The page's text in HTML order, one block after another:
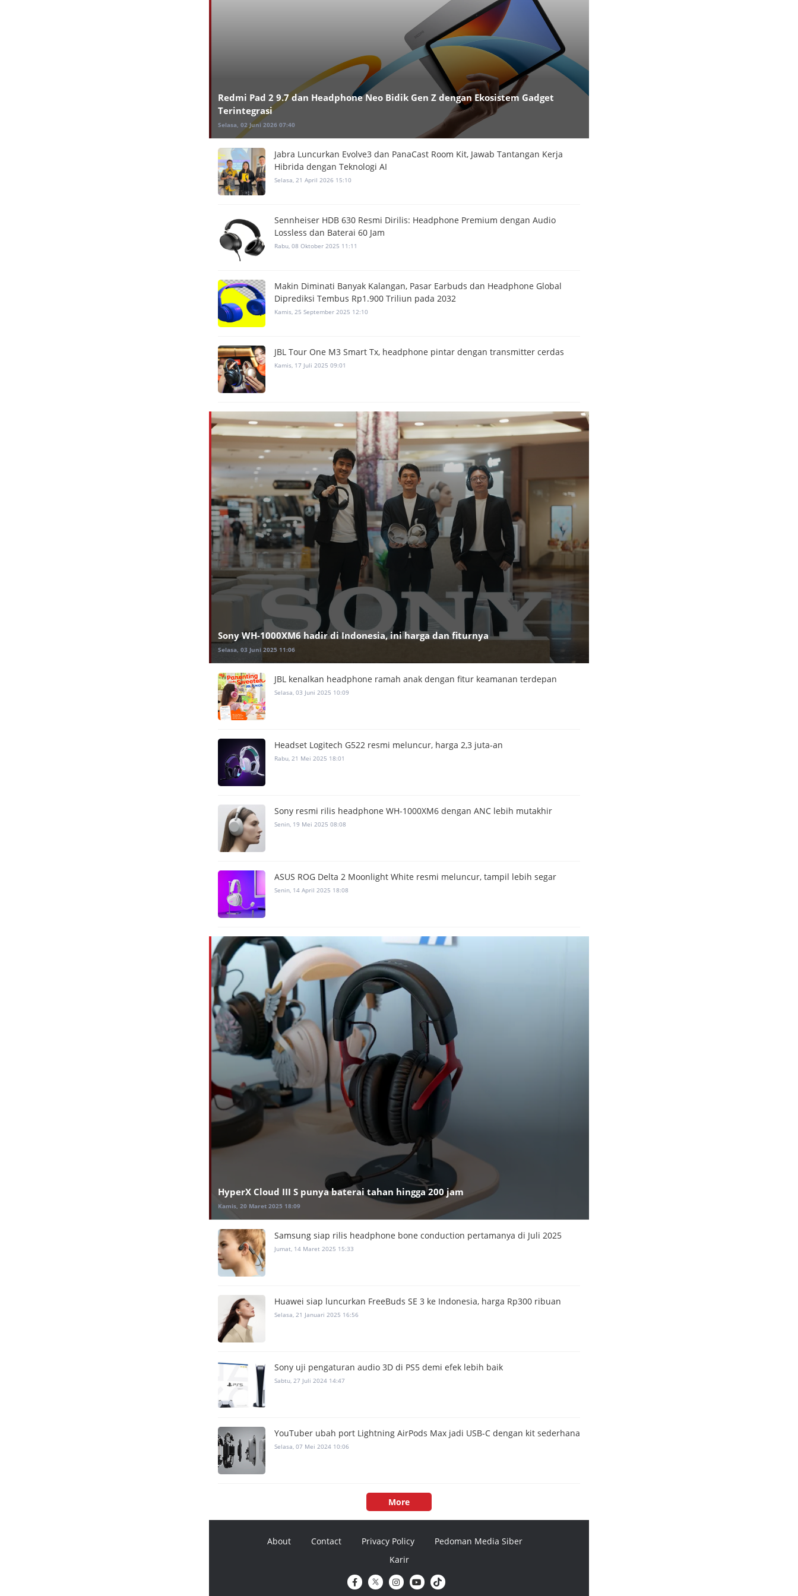
Redmi Pad 2 9.7 dan Headphone Neo Bidik Gen Z dengan Ekosistem Gadget
Terintegrasi
Selasa, 02 Juni 2026 07:40
Jabra Luncurkan Evolve3 dan PanaCast Room Kit, Jawab Tantangan Kerja
Hibrida dengan Teknologi AI
Selasa, 21 April 2026 15:10
Sennheiser HDB 630 Resmi Dirilis: Headphone Premium dengan Audio
Lossless dan Baterai 60 Jam
Rabu, 08 Oktober 2025 11:11
Makin Diminati Banyak Kalangan, Pasar Earbuds dan Headphone Global
Diprediksi Tembus Rp1.900 Triliun pada 2032
Kamis, 25 September 2025 12:10
JBL Tour One M3 Smart Tx, headphone pintar dengan transmitter cerdas
Kamis, 17 Juli 2025 09:01
Sony WH-1000XM6 hadir di Indonesia, ini harga dan fiturnya
Selasa, 03 Juni 2025 11:06
JBL kenalkan headphone ramah anak dengan fitur keamanan terdepan
Selasa, 03 Juni 2025 10:09
Headset Logitech G522 resmi meluncur, harga 2,3 juta-an
Rabu, 21 Mei 2025 18:01
Sony resmi rilis headphone WH-1000XM6 dengan ANC lebih mutakhir
Senin, 19 Mei 2025 08:08
ASUS ROG Delta 2 Moonlight White resmi meluncur, tampil lebih segar
Senin, 14 April 2025 18:08
HyperX Cloud III S punya baterai tahan hingga 200 jam
Kamis, 20 Maret 2025 18:09
Samsung siap rilis headphone bone conduction pertamanya di Juli 2025
Jumat, 14 Maret 2025 15:33
Huawei siap luncurkan FreeBuds SE 3 ke Indonesia, harga Rp300 ribuan
Selasa, 21 Januari 2025 16:56
Sony uji pengaturan audio 3D di PS5 demi efek lebih baik
Sabtu, 27 Juli 2024 14:47
YouTuber ubah port Lightning AirPods Max jadi USB-C dengan kit sederhana
Selasa, 07 Mei 2024 10:06
More
About Contact Privacy Policy
Pedoman Media Siber
Karir